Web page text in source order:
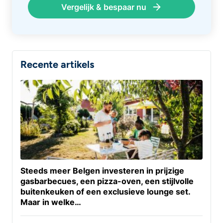
Vergelijk & bespaar nu
Recente artikels
Steeds meer Belgen investeren in prijzige
gasbarbecues, een pizza-oven, een stijlvolle
buitenkeuken of een exclusieve lounge set.
Maar in welke…